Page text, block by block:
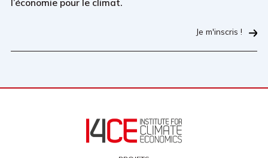
l’économie pour le climat.
Je m'inscris !